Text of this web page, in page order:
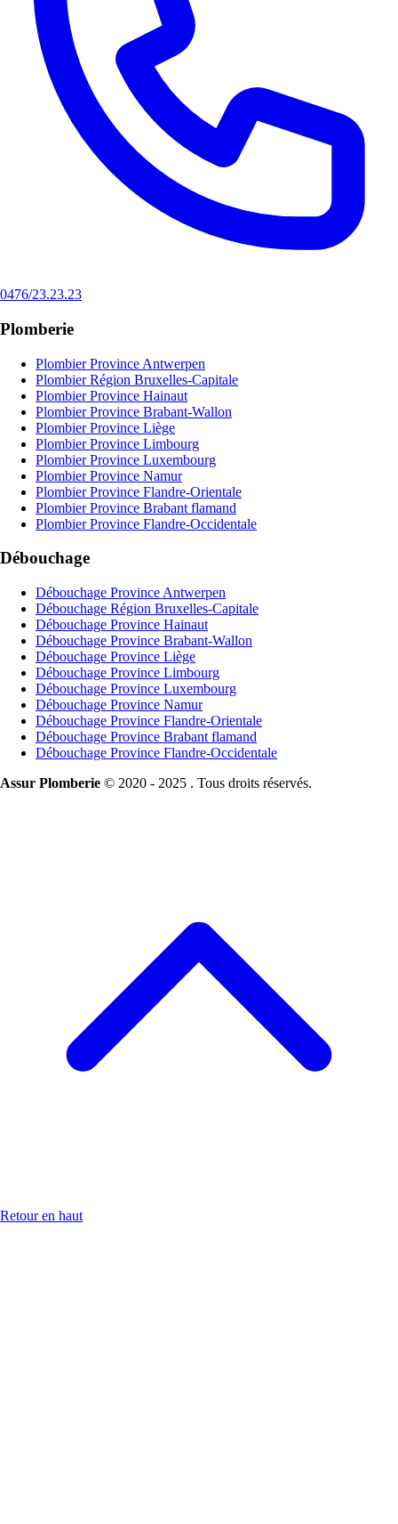
0476/23.23.23
Plomberie
Plombier Province Antwerpen
Plombier Région Bruxelles-Capitale
Plombier Province Hainaut
Plombier Province Brabant-Wallon
Plombier Province Liège
Plombier Province Limbourg
Plombier Province Luxembourg
Plombier Province Namur
Plombier Province Flandre-Orientale
Plombier Province Brabant flamand
Plombier Province Flandre-Occidentale
Débouchage
Débouchage Province Antwerpen
Débouchage Région Bruxelles-Capitale
Débouchage Province Hainaut
Débouchage Province Brabant-Wallon
Débouchage Province Liège
Débouchage Province Limbourg
Débouchage Province Luxembourg
Débouchage Province Namur
Débouchage Province Flandre-Orientale
Débouchage Province Brabant flamand
Débouchage Province Flandre-Occidentale
Assur Plomberie © 2020 - 2025 . Tous droits réservés.
Retour en haut